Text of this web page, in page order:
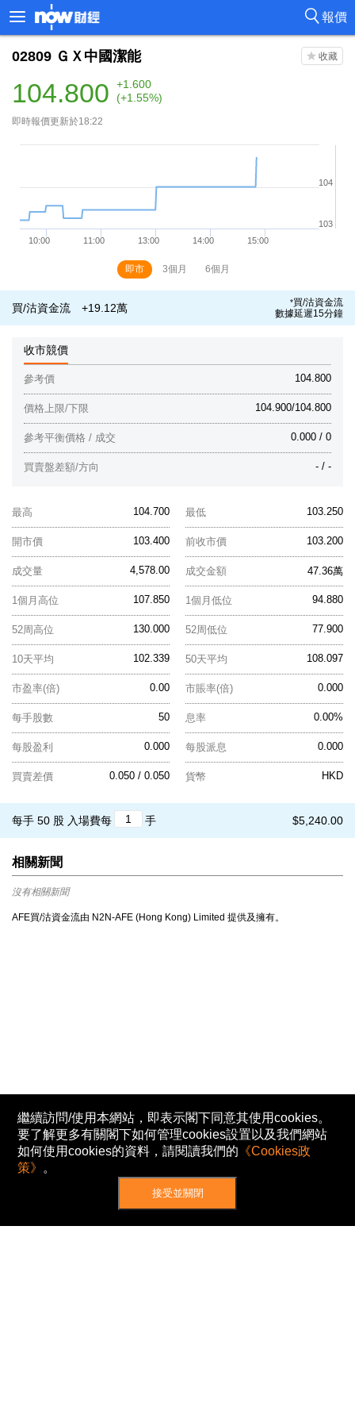
報價
02809 ＧＸ中國潔能
104.800
+1.600
(+1.55%)
即時報價更新於18:22
即市 3個月 6個月
買/沽資金流 +19.12萬 *買/沽資金流
數據延遲15分鐘
收市競價
104.800
參考價
104.900/104.800
價格上限/下限
0.000 / 0
參考平衡價格 / 成交
- / -
買賣盤差額/方向
104.700
最高 103.250
最低
103.400
開市價 103.200
前收市價
4,578.00
成交量 47.36萬
成交金額
107.850
1個月高位 94.880
1個月低位
130.000
52周高位 77.900
52周低位
102.339
10天平均 108.097
50天平均
0.00
市盈率(倍) 0.000
市賬率(倍)
50
每手股數 0.00%
息率
0.000
每股盈利 0.000
每股派息
0.050 / 0.050
買賣差價 HKD
貨幣
$5,240.00
每手 50 股 入場費每 手
相關新聞
沒有相關新聞
AFE買/沽資金流由 N2N-AFE (Hong Kong) Limited 提供及擁有。
繼續訪問/使用本網站，即表示閣下同意其使用cookies。
要了解更多有關閣下如何管理cookies設置以及我們網站
如何使用cookies的資料，請閱讀我們的 《Cookies政
策》 。
接受並關閉